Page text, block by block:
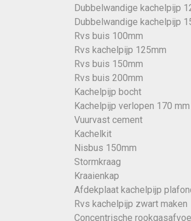
Dubbelwandige kachelpijp
Dubbelwandige kachelpijp
Rvs buis 100mm
Rvs kachelpijp 125mm
Rvs buis 150mm
Rvs buis 200mm
Kachelpijp bocht
Kachelpijp verlopen 170 mm
Vuurvast cement
Kachelkit
Nisbus 150mm
Stormkraag
Kraaienkap
Afdekplaat kachelpijp
Rvs kachelpijp zwart maken
Concentrische